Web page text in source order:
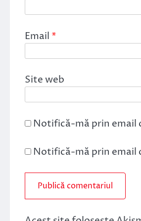
Email *
Site web
Notifică-mă prin email
Notifică-mă prin email